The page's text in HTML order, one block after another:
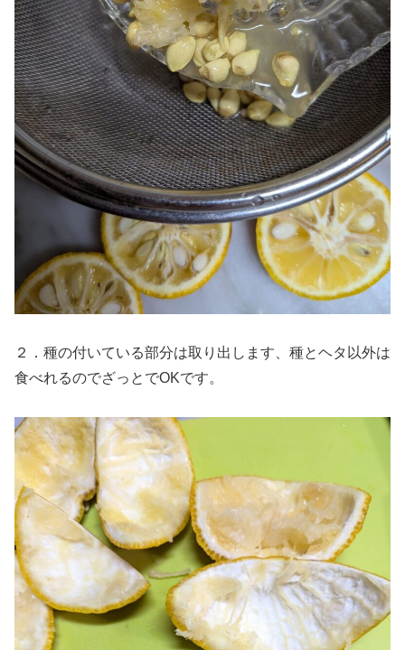
２．種の付いている部分は取り出します、種とヘタ以外は
食べれるのでざっとでOKです。